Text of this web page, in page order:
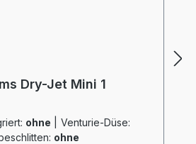
Dry-Jet Mini 1
ohne
Venturie-Düse:
ohne